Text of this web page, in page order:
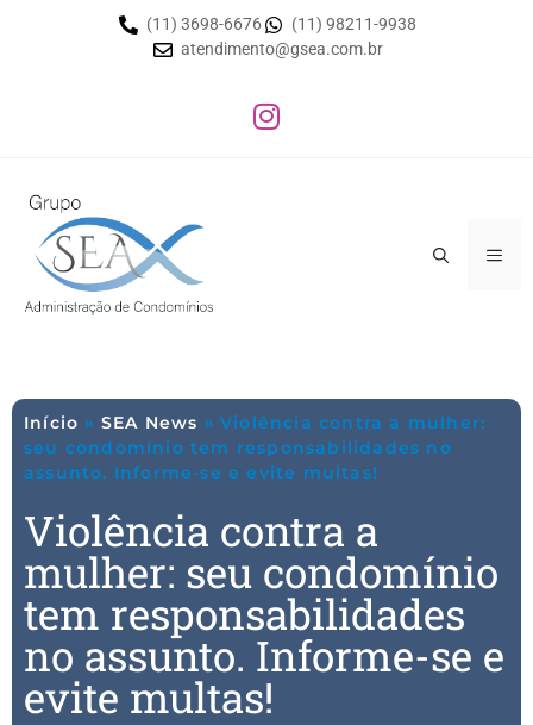
(11) 3698-6676
(11) 98211-9938
atendimento@gsea.com.br
Início » SEA News »Violência contra a mulher:
seu condomínio tem responsabilidades no
assunto. Informe-se e evite multas!
Violência contra a
mulher: seu condomínio
tem responsabilidades
no assunto. Informe-se e
evite multas!